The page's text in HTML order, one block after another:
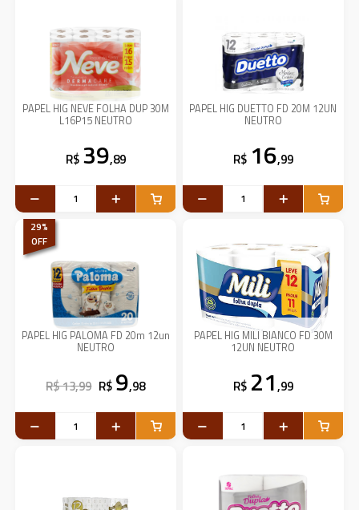
PAPEL HIG NEVE FOLHA DUP 30M
L16P15 NEUTRO
R$ 39,89
PAPEL HIG DUETTO FD 20M 12UN
NEUTRO
R$ 16,99
29%
OFF
PAPEL HIG PALOMA FD 20m 12un
NEUTRO
R$ 13,99 R$ 9,98
PAPEL HIG MILI BIANCO FD 30M
12UN NEUTRO
R$ 21,99